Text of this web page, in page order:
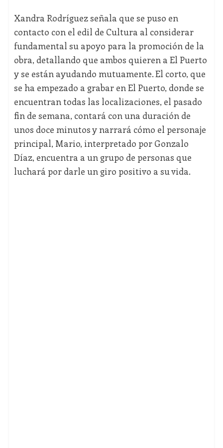
Xandra Rodríguez señala que se puso en
contacto con el edil de Cultura al considerar
fundamental su apoyo para la promoción de la
obra, detallando que ambos quieren a El Puerto
y se están ayudando mutuamente. El corto, que
se ha empezado a grabar en El Puerto, donde se
encuentran todas las localizaciones, el pasado
fin de semana, contará con una duración de
unos doce minutos y narrará cómo el personaje
principal, Mario, interpretado por Gonzalo
Díaz, encuentra a un grupo de personas que
luchará por darle un giro positivo a su vida.